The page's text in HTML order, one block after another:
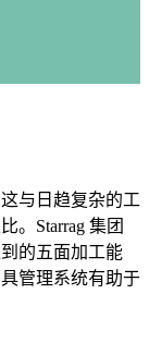
与日趋复杂的工
。Starrag 集团
的五面加工能
管理系统有助于